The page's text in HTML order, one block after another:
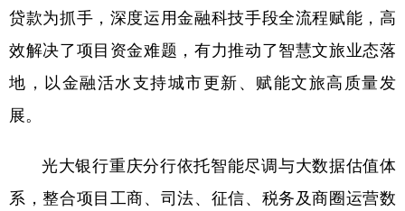
贷款为抓手，深度运用金融科技手段全流程赋能，高
效解决了项目资金难题，有力推动了智慧文旅业态落
地，以金融活水支持城市更新、赋能文旅高质量发
展。
光大银行重庆分行依托智能尽调与大数据估值体
系，整合项目工商、司法、征信、税务及商圈运营数